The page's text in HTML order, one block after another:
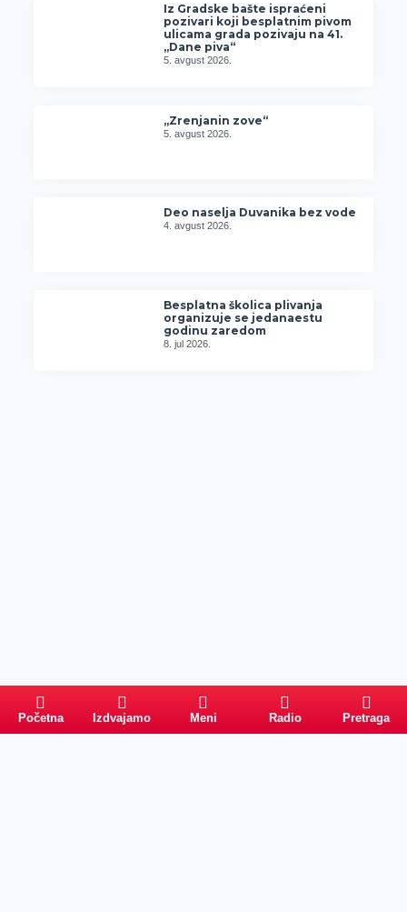
Iz Gradske bašte ispraćeni
pozivari koji besplatnim pivom
ulicama grada pozivaju na 41.
„Dane piva“
5. avgust 2026.
„Zrenjanin zove“
5. avgust 2026.
Deo naselja Duvanika bez vode
4. avgust 2026.
Besplatna školica plivanja
organizuje se jedanaestu
godinu zaredom
8. jul 2026.
Početna Izdvajamo Meni Radio Pretraga